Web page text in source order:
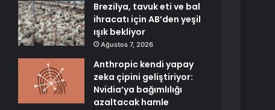
Brezilya, tavuk eti ve bal
ihracatı için AB’den yeşil
ışık bekliyor
Ağustos 7, 2026
Anthropic kendi yapay
zeka çipini geliştiriyor:
Nvidia’ya bağımlılığı
azaltacak hamle